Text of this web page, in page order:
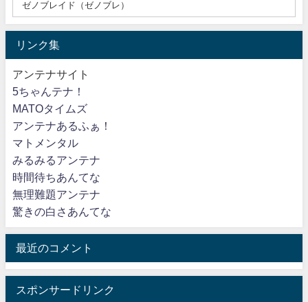
リンク集
アンテナサイト
5ちゃんテナ！
MATOタイムズ
アンテナあるふぁ！
マトメンタル
みるみるアンテナ
時間待ちあんてな
無理難題アンテナ
驚きの白さあんてな
最近のコメント
スポンサードリンク